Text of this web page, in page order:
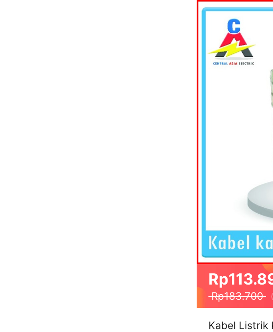
Rp183.700
Kabel Listrik